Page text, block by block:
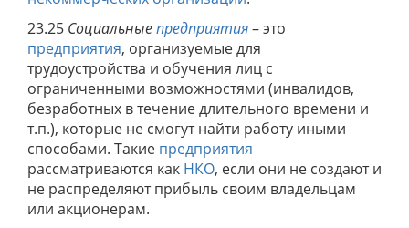
23.25 Социальныепредприятия– это
предприятия, организуемые для
трудоустройства и обучения лиц с
ограниченными возможностями (инвалидов,
безработных в течение длительного времени и
т.п.), которые не смогут найти работу иными
способами. Такие предприятия
рассматриваются как НКО, если они не создают и
не распределяют прибыль своим владельцам
или акционерам.